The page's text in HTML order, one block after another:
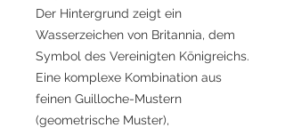
Der Hintergrund zeigt ein
Wasserzeichen von Britannia, dem
Symbol des Vereinigten Königreichs.
Eine komplexe Kombination aus
feinen Guilloche-Mustern
(geometrische Muster),